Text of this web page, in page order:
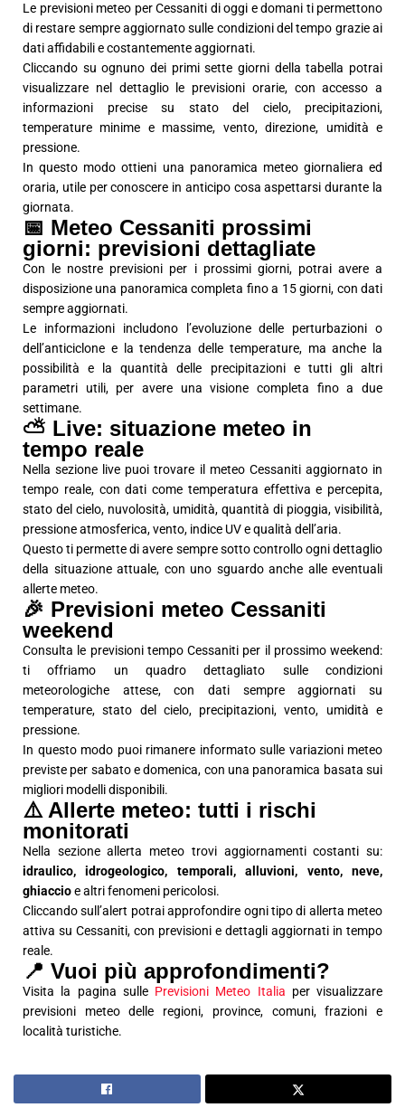
Le previsioni meteo per Cessaniti di oggi e domani ti permettono
di restare sempre aggiornato sulle condizioni del tempo grazie ai
dati affidabili e costantemente aggiornati.
Cliccando su ognuno dei primi sette giorni della tabella potrai
visualizzare nel dettaglio le previsioni orarie, con accesso a
informazioni precise su stato del cielo, precipitazioni,
temperature minime e massime, vento, direzione, umidità e
pressione.
In questo modo ottieni una panoramica meteo giornaliera ed
oraria, utile per conoscere in anticipo cosa aspettarsi durante la
giornata.
📅 Meteo Cessaniti prossimi
giorni: previsioni dettagliate
Con le nostre previsioni per i prossimi giorni, potrai avere a
disposizione una panoramica completa fino a 15 giorni, con dati
sempre aggiornati.
Le informazioni includono l’evoluzione delle perturbazioni o
dell’anticiclone e la tendenza delle temperature, ma anche la
possibilità e la quantità delle precipitazioni e tutti gli altri
parametri utili, per avere una visione completa fino a due
settimane.
⛅ Live: situazione meteo in
tempo reale
Nella sezione live puoi trovare il meteo Cessaniti aggiornato in
tempo reale, con dati come temperatura effettiva e percepita,
stato del cielo, nuvolosità, umidità, quantità di pioggia, visibilità,
pressione atmosferica, vento, indice UV e qualità dell’aria.
Questo ti permette di avere sempre sotto controllo ogni dettaglio
della situazione attuale, con uno sguardo anche alle eventuali
allerte meteo.
🎉 Previsioni meteo Cessaniti
weekend
Consulta le previsioni tempo Cessaniti per il prossimo weekend:
ti offriamo un quadro dettagliato sulle condizioni
meteorologiche attese, con dati sempre aggiornati su
temperature, stato del cielo, precipitazioni, vento, umidità e
pressione.
In questo modo puoi rimanere informato sulle variazioni meteo
previste per sabato e domenica, con una panoramica basata sui
migliori modelli disponibili.
⚠️ Allerte meteo: tutti i rischi
monitorati
Nella sezione allerta meteo trovi aggiornamenti costanti su:
idraulico, idrogeologico, temporali, alluvioni, vento, neve,
ghiaccioe altri fenomeni pericolosi.
Cliccando sull’alert potrai approfondire ogni tipo di allerta meteo
attiva su Cessaniti, con previsioni e dettagli aggiornati in tempo
reale.
📍 Vuoi più approfondimenti?
Visita la pagina sulle Previsioni Meteo Italia per visualizzare
previsioni meteo delle regioni, province, comuni, frazioni e
località turistiche.